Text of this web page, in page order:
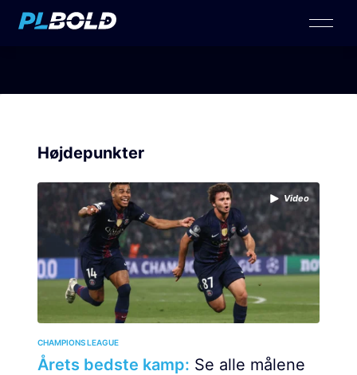
Højdepunkter
Video
CHAMPIONS LEAGUE
Årets bedste kamp: Se alle målene